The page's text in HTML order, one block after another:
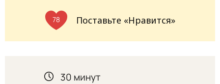
78 Поставьте «Нравится»
30 минут